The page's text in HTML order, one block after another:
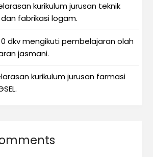
kurikulum jurusan teknik
fabrikasi logam.
dkv mengikuti pembelajaran olah
jasmani.
kurikulum jurusan farmasi